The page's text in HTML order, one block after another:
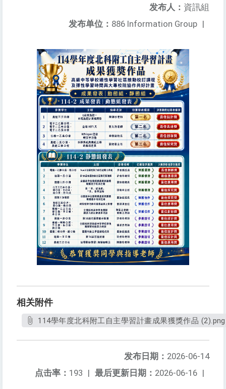
发布人： 資訊組
发布单位： 886 Information Group |
相关附件
114學年度北科附工自主學習計畫成果獲獎作品 (2).png
发布日期： 2026-06-14
最后更新日期： 2026-06-16 |
点击率： 193 |